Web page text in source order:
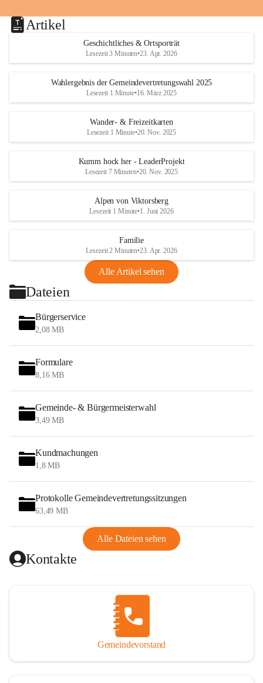
Artikel
Geschichtliches & Ortsporträt
Lesezeit 3 Minuten•23. Apr. 2026
Wahlergebnis der Gemeindevertretungswahl 2025
Lesezeit 1 Minute•16. März 2025
Wander- & Freizeitkarten
Lesezeit 1 Minute•20. Nov. 2025
Kumm hock her - LeaderProjekt
Lesezeit 7 Minuten•20. Nov. 2025
Alpen von Viktorsberg
Lesezeit 1 Minute•1. Juni 2026
Familie
Lesezeit 2 Minuten•23. Apr. 2026
Alle Artikel sehen
Dateien
Bürgerservice
2,08 MB
Formulare
8,16 MB
Gemeinde- & Bürgermeisterwahl
3,49 MB
Kundmachungen
1,8 MB
Protokolle Gemeindevertretungssitzungen
63,49 MB
Alle Dateien sehen
Kontakte
Gemeindevorstand